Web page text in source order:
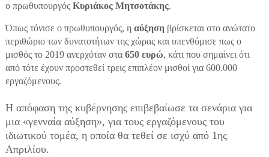
ο πρωθυπουργός Κυριάκος Μητσοτάκης.
Όπως τόνισε ο πρωθυπουργός, η αύξηση βρίσκεται στο ανώτατο
περιθώριο των δυνατοτήτων της χώρας και υπενθύμισε πως ο
μισθός το 2019 ανερχόταν στα 650 ευρώ, κάτι που σημαίνει ότι
από τότε έχουν προστεθεί τρεις επιπλέον μισθοί για 600.000
εργαζόμενους.
Η απόφαση της κυβέρνησης επιβεβαίωσε τα σενάρια για
μια «γενναία αύξηση», για τους εργαζόμενους του
ιδιωτικού τομέα, η οποία θα τεθεί σε ισχύ από 1ης
Απριλίου.